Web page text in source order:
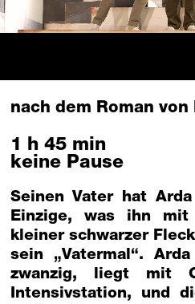
nach dem Roman von
1 h 45 min
keine Pause
Seinen Vater hat
Einzige, was ihn
kleiner schwarzer
sein „Vatermal“.
zwanzig, liegt mit
Intensivstation, und